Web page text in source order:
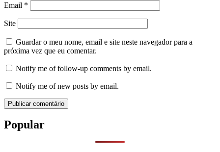
Email *
Site
Guardar o meu nome, email e site neste navegador para a
próxima vez que eu comentar.
Notify me of follow-up comments by email.
Notify me of new posts by email.
Popular